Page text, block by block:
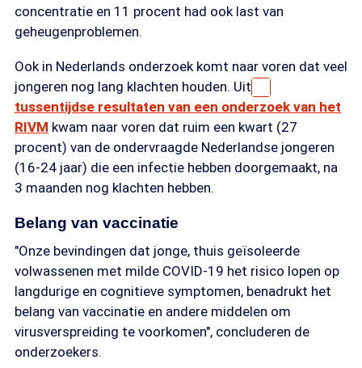
concentratie en 11 procent had ook last van
geheugenproblemen.
Ook in Nederlands onderzoek komt naar voren dat veel
jongeren nog lang klachten houden. Uit
tussentijdse resultaten van een onderzoek van het
RIVM kwam naar voren dat ruim een kwart (27
procent) van de ondervraagde Nederlandse jongeren
(16-24 jaar) die een infectie hebben doorgemaakt, na
3 maanden nog klachten hebben.
Belang van vaccinatie
"Onze bevindingen dat jonge, thuis geïsoleerde
volwassenen met milde COVID-19 het risico lopen op
langdurige en cognitieve symptomen, benadrukt het
belang van vaccinatie en andere middelen om
virusverspreiding te voorkomen", concluderen de
onderzoekers.